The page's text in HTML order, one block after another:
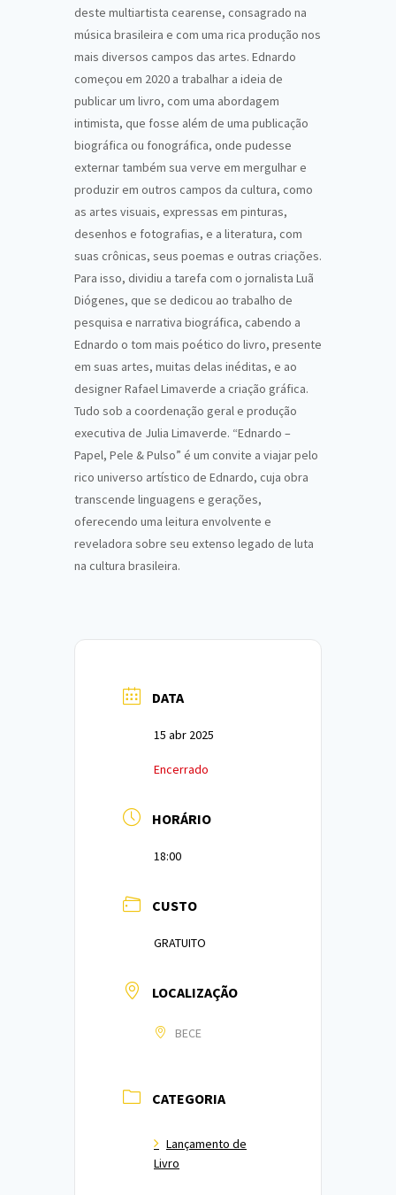
deste multiartista cearense, consagrado na
música brasileira e com uma rica produção nos
mais diversos campos das artes. Ednardo
começou em 2020 a trabalhar a ideia de
publicar um livro, com uma abordagem
intimista, que fosse além de uma publicação
biográfica ou fonográfica, onde pudesse
externar também sua verve em mergulhar e
produzir em outros campos da cultura, como
as artes visuais, expressas em pinturas,
desenhos e fotografias, e a literatura, com
suas crônicas, seus poemas e outras criações.
Para isso, dividiu a tarefa com o jornalista Luã
Diógenes, que se dedicou ao trabalho de
pesquisa e narrativa biográfica, cabendo a
Ednardo o tom mais poético do livro, presente
em suas artes, muitas delas inéditas, e ao
designer Rafael Limaverde a criação gráfica.
Tudo sob a coordenação geral e produção
executiva de Julia Limaverde. “Ednardo –
Papel, Pele & Pulso” é um convite a viajar pelo
rico universo artístico de Ednardo, cuja obra
transcende linguagens e gerações,
oferecendo uma leitura envolvente e
reveladora sobre seu extenso legado de luta
na cultura brasileira.
DATA
15 abr 2025
Encerrado
HORÁRIO
18:00
CUSTO
GRATUITO
LOCALIZAÇÃO
BECE
CATEGORIA
Lançamento de
Livro